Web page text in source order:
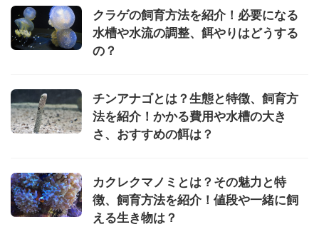
クラゲの飼育方法を紹介！必要になる
水槽や水流の調整、餌やりはどうする
の？
チンアナゴとは？生態と特徴、飼育方
法を紹介！かかる費用や水槽の大き
さ、おすすめの餌は？
カクレクマノミとは？その魅力と特
徴、飼育方法を紹介！値段や一緒に飼
える生き物は？